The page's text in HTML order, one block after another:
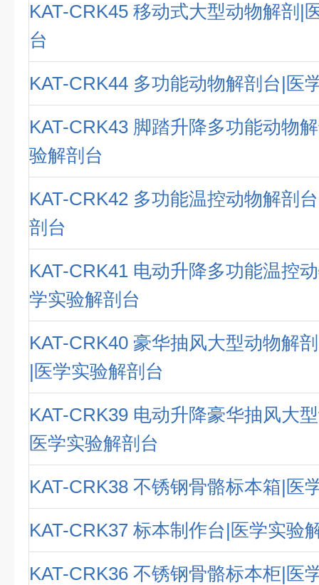
KAT-CRK45 移动式大型动物解剖|
台
KAT-CRK44 多功能动物解剖台|医
KAT-CRK43 脚踏升降多功能动物
验解剖台
KAT-CRK42 多功能温控动物解剖
剖台
KAT-CRK41 电动升降多功能温控
学实验解剖台
KAT-CRK40 豪华抽风大型动物解
|医学实验解剖台
KAT-CRK39 电动升降豪华抽风大
医学实验解剖台
KAT-CRK38 不锈钢骨骼标本箱|医
KAT-CRK37 标本制作台|医学实验
KAT-CRK36 不锈钢骨骼标本柜|医